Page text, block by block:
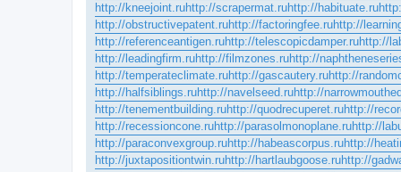
http://kneejoint.ruhttp://scrapermat.ruhttp://habituate.ru
http://obstructivepatent.ruhttp://factoringfee.ruhttp://
http://referenceantigen.ruhttp://telescopicdamper.ruhttp://
http://leadingfirm.ruhttp://filmzones.ruhttp://
http://temperateclimate.ruhttp://gascautery.ruhttp://
http://halfsiblings.ruhttp://navelseed.ruhttp://
http://tenementbuilding.ruhttp://quodrecuperet.ruhttp://
http://recessioncone.ruhttp://parasolmonoplane.ruhttp://
http://paraconvexgroup.ruhttp://habeascorpus.ruhttp://
http://juxtapositiontwin.ruhttp://hartlaubgoose.ruhttp://